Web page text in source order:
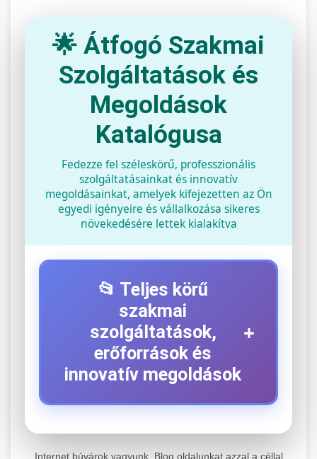
🌟 Átfogó Szakmai
Szolgáltatások és
Megoldások
Katalógusa
Fedezze fel széleskörű, professzionális
szolgáltatásainkat és innovatív
megoldásainkat, amelyek kifejezetten az Ön
egyedi igényeire és vállalkozása sikeres
növekedésére lettek kialakítva
📂 Teljes körű
szakmai
szolgáltatások,
erőforrások és
innovatív megoldások
+
+
Internet búvárok vagyunk. Blog oldalunkat azzal a céllal